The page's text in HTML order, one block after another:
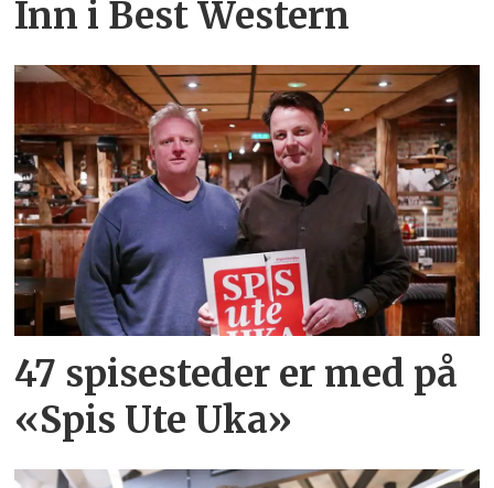
Inn i Best Western
47 spisesteder er med på
«Spis Ute Uka»